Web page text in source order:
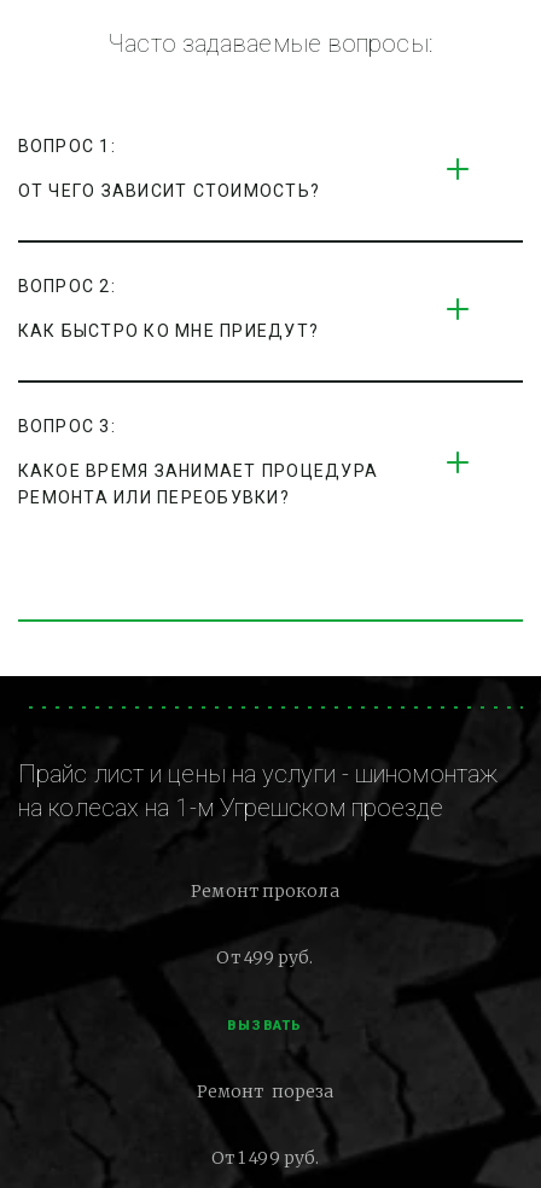
Часто задаваемые вопросы:
ВОПРОС 1:
ОТ ЧЕГО ЗАВИСИТ СТОИМОСТЬ?
ВОПРОС 2:
КАК БЫСТРО КО МНЕ ПРИЕДУТ?
ВОПРОС 3:
КАКОЕ ВРЕМЯ ЗАНИМАЕТ ПРОЦЕДУРА
РЕМОНТА ИЛИ ПЕРЕОБУВКИ?
Прайс лист и цены на услуги - шиномонтаж
на колесах на 1-м Угрешском проезде
Ремонт прокола
От 499 руб.
ВЫЗВАТЬ
Ремонт пореза
От 1 499 руб.